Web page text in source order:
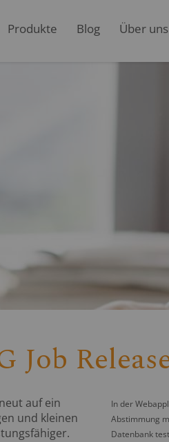
Produkte Blog Über uns
Job
auf ein
und kleinen
In der
Abstimmung
Datenbank